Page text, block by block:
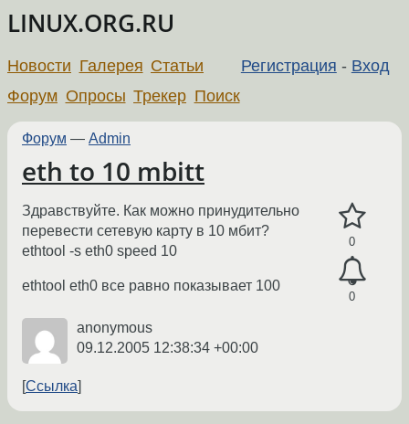
LINUX.ORG.RU
Регистрация - Вход
Новости Галерея Статьи
Форум Опросы Трекер Поиск
Форум — Admin
eth to 10 mbitt
0
0
Здравствуйте. Как можно принудительно
перевести сетевую карту в 10 мбит?
ethtool -s eth0 speed 10
ethtool eth0 все равно показывает 100
anonymous
09.12.2005 12:38:34 +00:00
Ссылка